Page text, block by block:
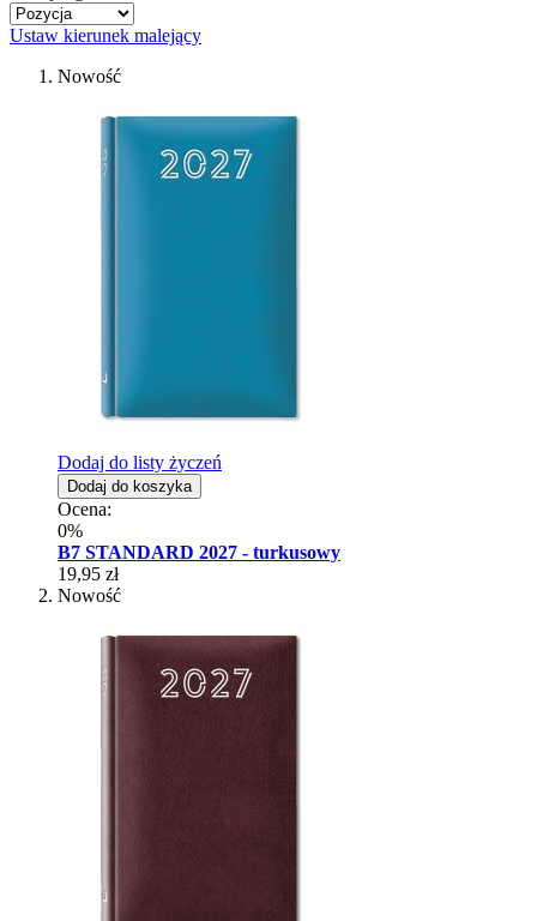
Ustaw kierunek malejący
Nowość
Dodaj do listy życzeń
Dodaj do koszyka
Ocena:
0%
B7 STANDARD 2027 - turkusowy
19,95 zł
Nowość